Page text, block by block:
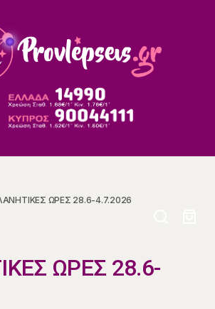
ΩΡΕΣ 28.6-4.7.2026
ΩΡΕΣ 28.6-